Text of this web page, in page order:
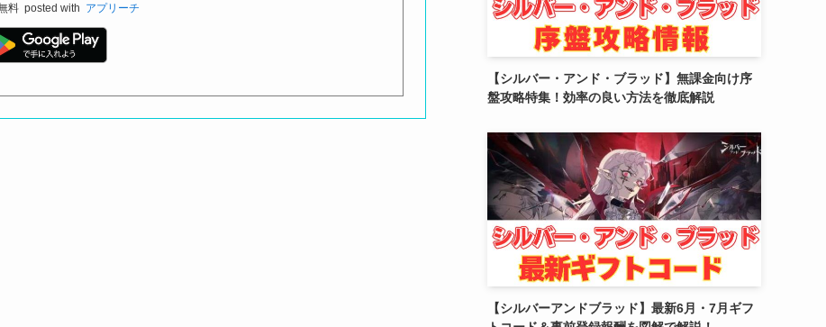
料 posted with アプリーチ
(5)
【シルバー・アンド・ブラッド】無課金向け序
盤攻略特集！効率の良い方法を徹底解説
【シルバーアンドブラッド】最新6月・7月ギフ